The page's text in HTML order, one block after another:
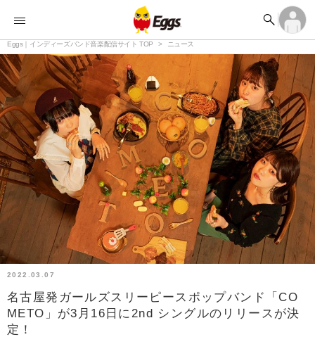


ランキング 
記事 
タイムライン 
ライブ情報 
楽曲アップロード 
ログイン
アカウント登録
ログイン
アカウント登録
Eggs｜インディーズバンド音楽配信サイト TOP ニュース
2022.03.07
名古屋発ガールズスリーピースポップバンド「CO
METO」が3月16日に2nd シングルのリリースが決
定！